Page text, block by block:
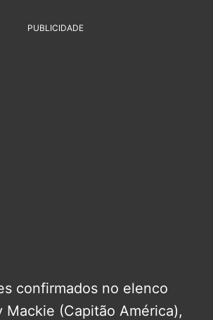
PUBLICIDADE
confirmados no elenco
Mackie (Capitão América),